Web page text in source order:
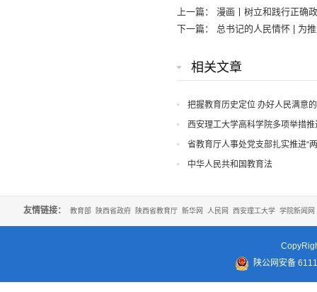
上一篇： 漫画丨树立和践行正确
下一篇： 总书记的人民情怀 | 为
相关文章
把握教育历史定位 办好人民满意
西安理工大学高科学院多项举措
省教育厅人事处党支部扎实推进“
中华人民共和国教育法
友情链接： 教育部 陕西省政府 陕西省教育厅 新华网 人民网 西安理工大学 学院新闻网
陕公网安备